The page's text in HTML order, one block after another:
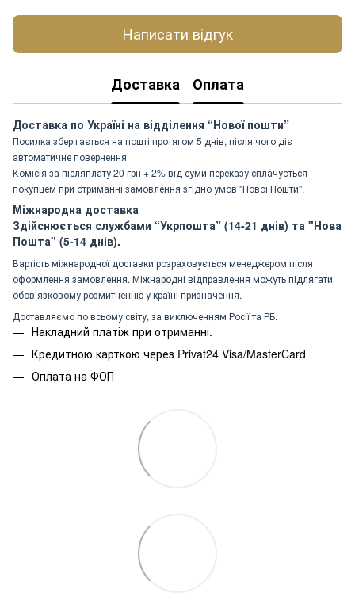
Написати відгук
Доставка Оплата
Доставка по Україні на відділення “Нової пошти”
Посилка зберігається на пошті протягом 5 днів, після чого діє
автоматичне повернення
Комісія за післяплату 20 грн + 2% від суми переказу сплачується
покупцем при отриманні замовлення згідно умов "Нової Пошти".
Міжнародна доставка
Здійснюється службами “Укрпошта” (14-21 днів) та "Нова
Пошта" (5-14 днів).
Вартість міжнародної доставки розраховується менеджером після
оформлення замовлення. Міжнародні відправлення можуть підлягати
обов’язковому розмитненню у країні призначення.
Доставляємо по всьому світу, за виключенням Росії та РБ.
Накладний платіж при отриманні.
Кредитною карткою через Privat24 Visa/MasterCard
Оплата на ФОП